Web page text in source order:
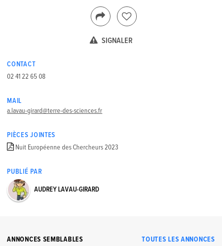
SIGNALER
CONTACT
02 41 22 65 08
MAIL
a.lavau-girard@terre-des-sciences.fr
PIÈCES JOINTES
Nuit Européenne des Chercheurs 2023
PUBLIÉ PAR
AUDREY LAVAU-GIRARD
TOUTES LES ANNONCES
ANNONCES SEMBLABLES